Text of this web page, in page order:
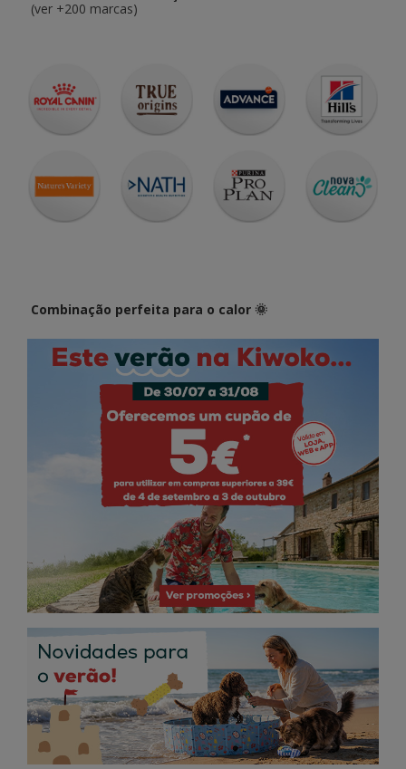
(ver +200 marcas)
Combinação perfeita para o calor 🌞